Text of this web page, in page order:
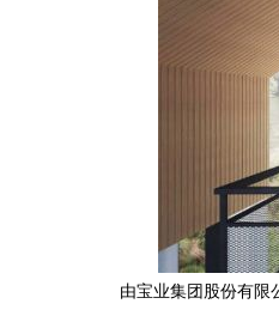
由宝业集团股份有限